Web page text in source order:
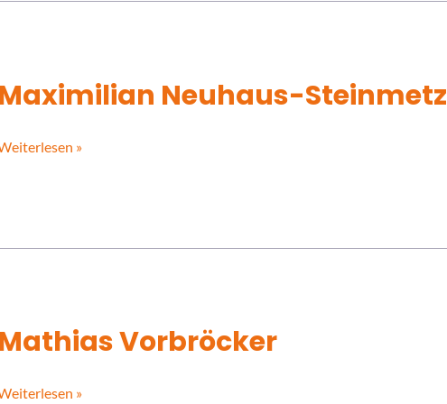
Maximilian Neuhaus-Steinmetz
Maximilian
»
Mathias Vorbröcker
Mathias
»